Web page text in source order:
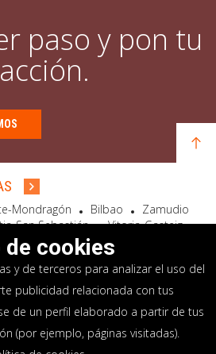
paso y pon tu
Mondragón Bilbao
Zamudio
San Sebastián
Vitoria-Gasteiz
El Astillero Bidart
Mondragón
– SPAIN
14 14
de cookies
y de terceros para analizar el uso del
publicidad relacionada con tus
de un perfil elaborado a partir de tus
(por ejemplo, páginas visitadas).